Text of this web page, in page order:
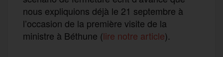
nous expliquions déjà le 21 septembre à
l’occasion de la première visite de la
ministre à Béthune (lire notre article).